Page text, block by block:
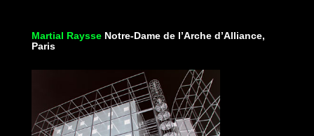
Martial Raysse Notre-Dame de l’Arche d’Alliance,
Paris